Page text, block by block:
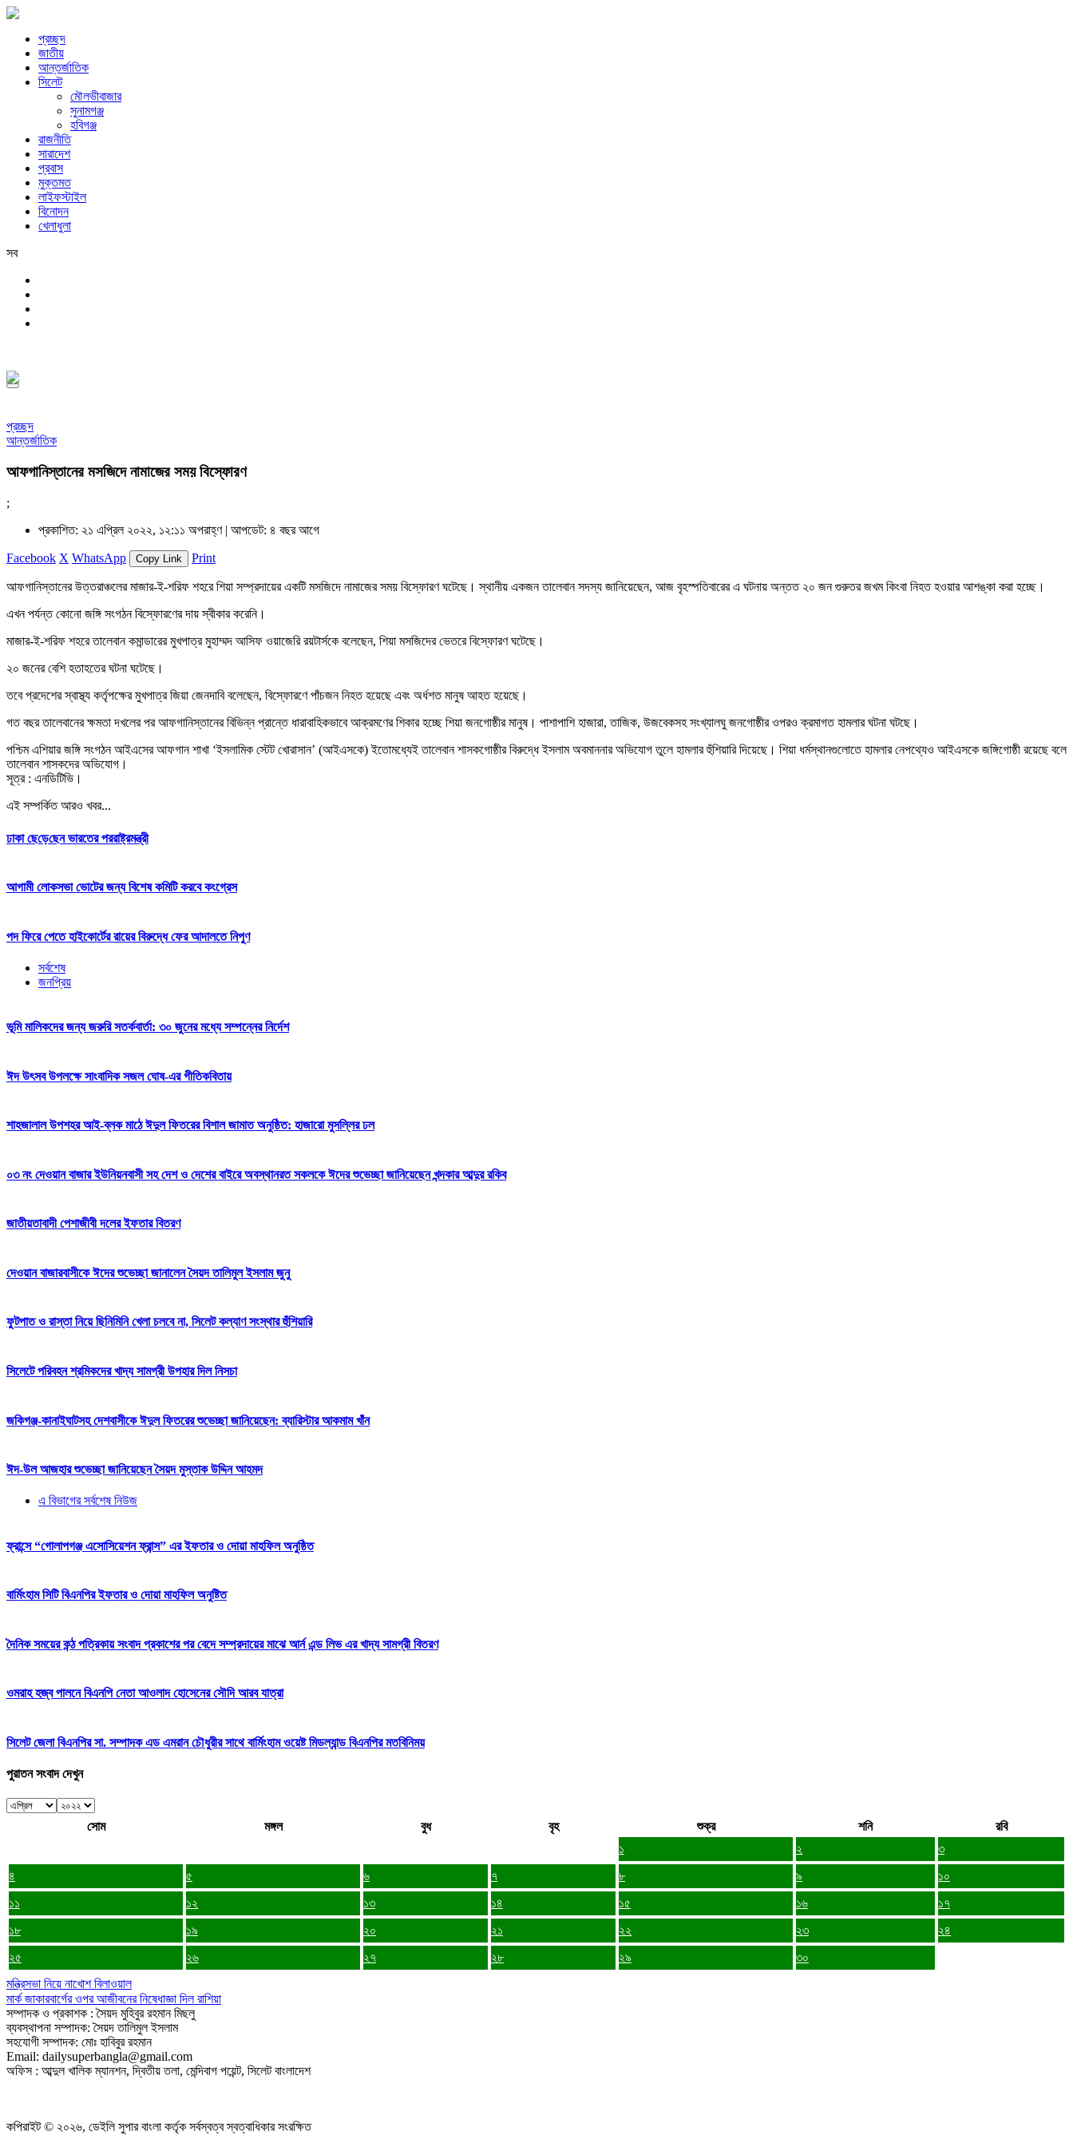
প্রচ্ছদ
জাতীয়
আন্তর্জাতিক
সিলেট
মৌলভীবাজার
সুনামগঞ্জ
হবিগঞ্জ
রাজনীতি
সারাদেশ
প্রবাস
মুক্তমত
লাইফস্টাইল
বিনোদন
খেলাধুলা
সব
প্রচ্ছদ
আন্তর্জাতিক
আফগানিস্তানের মসজিদে নামাজের সময় বিস্ফোরণ
;
প্রকাশিত: ২১ এপ্রিল ২০২২, ১২:১১ অপরাহ্ণ | আপডেট: ৪ বছর আগে
Facebook X WhatsApp Copy Link Print
আফগানিস্তানের উত্তরাঞ্চলের মাজার-ই-শরিফ শহরে শিয়া সম্প্রদায়ের একটি মসজিদে নামাজের সময় বিস্ফোরণ ঘটেছে। স্থানীয় একজন তালেবান সদস্য জানিয়েছেন, আজ বৃহস্পতিবারের এ ঘটনায় অন্তত ২০ জন গুরুতর জখম কিংবা নিহত হওয়ার আশঙ্কা করা হচ্ছে।
এখন পর্যন্ত কোনো জঙ্গি সংগঠন বিস্ফোরণের দায় স্বীকার করেনি।
মাজার-ই-শরিফ শহরে তালেবান কমান্ডারের মুখপাত্র মুহাম্মদ আসিফ ওয়াজেরি রয়টার্সকে বলেছেন, শিয়া মসজিদের ভেতরে বিস্ফোরণ ঘটেছে।
২০ জনের বেশি হতাহতের ঘটনা ঘটেছে।
তবে প্রদেশের স্বাস্থ্য কর্তৃপক্ষের মুখপাত্র জিয়া জেনদাবি বলেছেন, বিস্ফোরণে পাঁচজন নিহত হয়েছে এবং অর্ধশত মানুষ আহত হয়েছে।
গত বছর তালেবানের ক্ষমতা দখলের পর আফগানিস্তানের বিভিন্ন প্রান্তে ধারাবাহিকভাবে আক্রমণের শিকার হচ্ছে শিয়া জনগোষ্ঠীর মানুষ। পাশাপাশি হাজারা, তাজিক, উজবেকসহ সংখ্যালঘু জনগোষ্ঠীর ওপরও ক্রমাগত হামলার ঘটনা ঘটছে।
পশ্চিম এশিয়ার জঙ্গি সংগঠন আইএসের আফগান শাখা ‘ইসলামিক স্টেট খোরাসান’ (আইএসকে) ইতোমধ্যেই তালেবান শাসকগোষ্ঠীর বিরুদ্ধে ইসলাম অবমাননার অভিযোগ তুলে হামলার হুঁশিয়ারি দিয়েছে। শিয়া ধর্মস্থানগুলোতে হামলার নেপথ্যেও আইএসকে জঙ্গিগোষ্ঠী রয়েছে বলে
তালেবান শাসকদের অভিযোগ।
সূত্র : এনডিটিভি।
এই সম্পর্কিত আরও খবর...
ঢাকা ছে‌ড়ে‌ছেন ভারতের পররাষ্ট্রমন্ত্রী
আগামী লোকসভা ভোটের জন্য বিশেষ কমিটি করবে কংগ্রেস
পদ ফিরে পেতে হাইকোর্টের রায়ের বিরুদ্ধে ফের আদালতে নিপুণ
সর্বশেষ
জনপ্রিয়
ভূমি মালিকদের জন্য জরুরি সতর্কবার্তা: ৩০ জুনের মধ্যে সম্পন্নের নির্দেশ
ঈদ উৎসব উপলক্ষে সাংবাদিক সজল ঘোষ-এর গীতিকবিতায়
শাহজালাল উপশহর আই-ব্লক মাঠে ঈদুল ফিতরের বিশাল জামাত অনুষ্ঠিত: হাজারো মুসল্লির ঢল
০৩ নং দেওয়ান বাজার ইউনিয়নবাসী সহ দেশ ও দেশের বাইরে অবস্থানরত সকলকে ঈদের শুভেচ্ছা জানিয়েছেন খন্দকার আব্দুর রকিব
জাতীয়তাবাদী পেশাজীবী দলের ইফতার বিতরণ
দেওয়ান বাজারবাসীকে ঈদের শুভেচ্ছা জানালেন সৈয়দ তালিমুল ইসলাম জুনু
ফুটপাত ও রাস্তা নিয়ে ছিনিমিনি খেলা চলবে না, সিলেট কল্যাণ সংস্থার হুঁশিয়ারি
সিলেটে পরিবহন শ্রমিকদের খাদ্য সামগ্রী উপহার দিল নিসচা
জকিগঞ্জ-কানাইঘাটসহ দেশবাসীকে ঈদুল ফিতরের শুভেচ্ছা জানিয়েছেন: ব্যারিস্টার আকমাম খাঁন
ঈদ-উল আজহার শুভেচ্ছা জানিয়েছেন সৈয়দ মুস্তাক উদ্দিন আহমদ
এ বিভাগের সর্বশেষ নিউজ
ফ্রান্সে “গোলাপগঞ্জ এসোসিয়েশন ফ্রান্স” এর ইফতার ও দোয়া মাহফিল অনুষ্ঠিত
বার্মিংহাম সিটি বিএনপির ইফতার ও দোয়া মাহফিল অনুষ্টিত
দৈনিক সময়ের কন্ঠ পত্রিকায় সংবাদ প্রকাশের পর বেদে সম্প্রদায়ের মাঝে আর্ন এন্ড লিভ এর খাদ্য সামগ্রী বিতরণ
ওমরাহ হজ্ব পালনে বিএনপি নেতা আওলাদ হোসেনের সৌদি আরব যাত্রা
সিলেট জেলা বিএনপির সা. সম্পাদক এড এমরান চৌধুরীর সাথে বার্মিংহাম ওয়েষ্ট মিডল্যান্ড বিএনপির মতবিনিময়
পুরাতন সংবাদ দেখুন
সোম মঙ্গল বুধ বৃহ শুক্র শনি
রবি
১
২
৩
৪
৫ ৬ ৭ ৮ ৯
১০
১১
১২ ১৩ ১৪ ১৫ ১৬
১৭
১৮
১৯ ২০ ২১ ২২ ২৩
২৪
২৫
২৬ ২৭ ২৮ ২৯
৩০
মন্ত্রিসভা নিয়ে নাখোশ বিলাওয়াল
মার্ক জাকারবার্গের ওপর আজীবনের নিষেধাজ্ঞা দিল রাশিয়া
সম্পাদক ও প্রকাশক : সৈয়দ মুহিবুর রহমান মিছলু
ব্যবস্থাপনা সম্পাদক: সৈয়দ তালিমুল ইসলাম
সহযোগী সম্পাদক: মোঃ হাবিবুর রহমান
Email: dailysuperbangla@gmail.com
অফিস : আব্দুল খালিক ম্যানশন, দ্বিতীয় তলা, মেন্দিবাগ পয়েন্ট, সিলেট বাংলাদেশ
কপিরাইট © ২০২৬, ডেইলি সুপার বাংলা কর্তৃক সর্বস্বত্ব স্বত্বাধিকার সংরক্ষিত